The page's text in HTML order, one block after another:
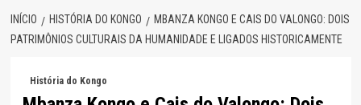
INÍCIO HISTÓRIA DO KONGO
MBANZA KONGO E CAIS DO VALONGO: DOIS
PATRIMÔNIOS CULTURAIS DA HUMANIDADE E LIGADOS HISTORICAMENTE
História do Kongo